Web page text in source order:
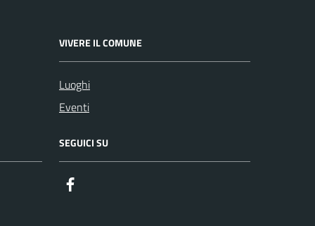
VIVERE IL COMUNE
Luoghi
Eventi
SEGUICI SU